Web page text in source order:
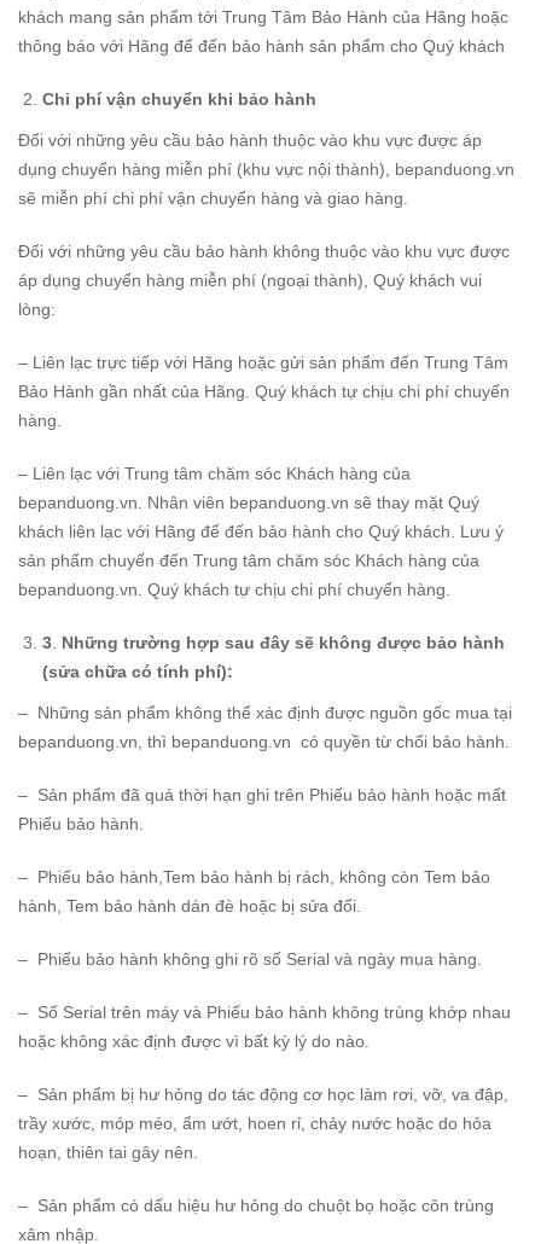
khách mang sản phẩm tới Trung Tâm Bảo Hành của Hãng hoặc
thông báo với Hãng để đến bảo hành sản phẩm cho Quý khách
Chi phí vận chuyển khi bảo hành
Đối với những yêu cầu bảo hành thuộc vào khu vực được áp
dụng chuyển hàng miễn phí (khu vực nội thành), bepanduong.vn
sẽ miễn phí chi phí vận chuyển hàng và giao hàng.
Đối với những yêu cầu bảo hành không thuộc vào khu vực được
áp dụng chuyển hàng miễn phí (ngoại thành), Quý khách vui
lòng:
– Liên lạc trực tiếp với Hãng hoặc gửi sản phẩm đến Trung Tâm
Bảo Hành gần nhất của Hãng. Quý khách tự chịu chi phí chuyển
hàng.
– Liên lạc với Trung tâm chăm sóc Khách hàng của
bepanduong.vn. Nhân viên bepanduong.vn sẽ thay mặt Quý
khách liên lạc với Hãng để đến bảo hành cho Quý khách. Lưu ý
sản phẩm chuyển đến Trung tâm chăm sóc Khách hàng của
bepanduong.vn. Quý khách tự chịu chi phí chuyển hàng.
3. Những trường hợp sau đây sẽ không được bảo hành
(sửa chữa có tính phí):
– Những sản phẩm không thể xác định được nguồn gốc mua tại
bepanduong.vn, thì bepanduong.vn có quyền từ chối bảo hành.
– Sản phẩm đã quá thời hạn ghi trên Phiếu bảo hành hoặc mất
Phiếu bảo hành.
– Phiếu bảo hành,Tem bảo hành bị rách, không còn Tem bảo
hành, Tem bảo hành dán đè hoặc bị sửa đổi.
– Phiếu bảo hành không ghi rõ số Serial và ngày mua hàng.
– Số Serial trên máy và Phiếu bảo hành không trùng khớp nhau
hoặc không xác định được vì bất kỳ lý do nào.
– Sản phẩm bị hư hỏng do tác động cơ học làm rơi, vỡ, va đập,
trầy xước, móp méo, ẩm ướt, hoen rỉ, chảy nước hoặc do hỏa
hoạn, thiên tai gây nên.
– Sản phẩm có dấu hiệu hư hỏng do chuột bọ hoặc côn trùng
xâm nhập.